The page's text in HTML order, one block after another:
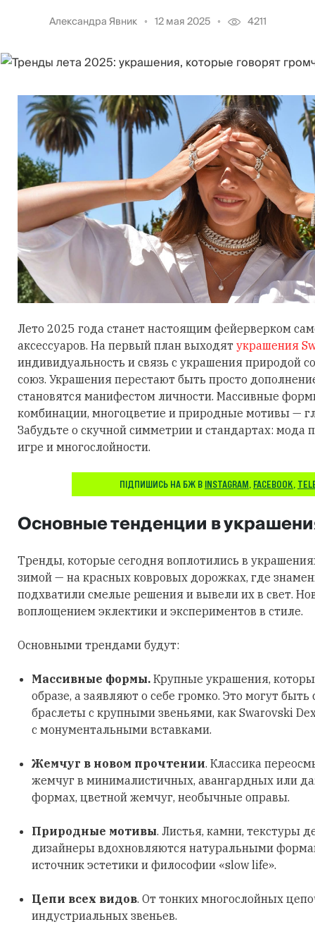
Александра Явник 12 мая 2025 4211
Лето 2025 года станет настоящим фейерверком
аксессуаров. На первый план выходят украшения
индивидуальность и связь с украшения природой
союз. Украшения перестают быть просто
становятся манифестом личности. Массивные
комбинации, многоцветие и природные мотивы —
Забудьте о скучной симметрии и стандартах: мода
игре и многослойности.
ПІДПИШИСЬ НА БЖ В INSTAGRAM, FACEBOOK,
Основные тенденции в
Тренды, которые сегодня воплотились в
зимой — на красных ковровых дорожках, где
подхватили смелые решения и вывели их в свет.
воплощением эклектики и экспериментов в стиле.
Основными трендами будут:
Массивные формы. Крупные украшения,
образе, а заявляют о себе громко. Это могут быть
браслеты с крупными звеньями, как Swarovski
с монументальными вставками.
Жемчуг в новом прочтении. Классика
жемчуг в минималистичных, авангардных или
формах, цветной жемчуг, необычные оправы.
Природные мотивы. Листья, камни, текстуры
дизайнеры вдохновляются натуральными
источник эстетики и философии «slow life».
Цепи всех видов. От тонких многослойных
индустриальных звеньев.